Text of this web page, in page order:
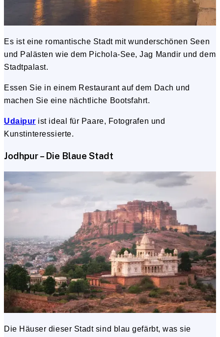
Es ist eine romantische Stadt mit wunderschönen Seen
und Palästen wie dem Pichola-See, Jag Mandir und dem
Stadtpalast.
Essen Sie in einem Restaurant auf dem Dach und
machen Sie eine nächtliche Bootsfahrt.
Udaipur ist ideal für Paare, Fotografen und
Kunstinteressierte.
Jodhpur – Die Blaue Stadt
Die Häuser dieser Stadt sind blau gefärbt, was sie